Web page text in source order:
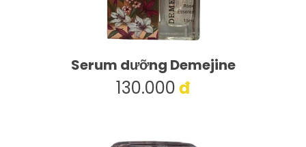
Serum dưỡng Demejine
130.000đ